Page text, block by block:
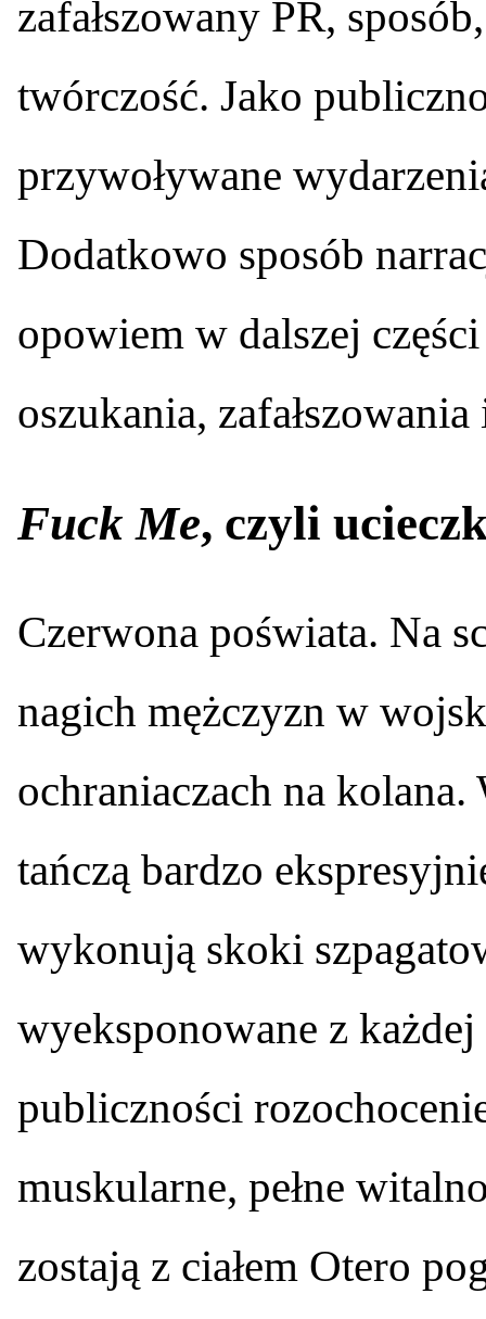
zafałszowany PR,
twórczość. Jako
przywoływane
Dodatkowo sposób
opowiem w dalszej
oszukania,
Fuck Me, czyli
Czerwona poświata. Na
nagich mężczyzn w
ochraniaczach na
tańczą bardzo
wykonują skoki
wyeksponowane z
publiczności
muskularne, pełne
zostają z ciałem Otero